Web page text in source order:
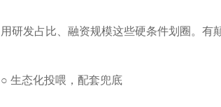
用研发占比、融资规模这些硬条件划圈。有
○ 生态化投喂，配套兜底